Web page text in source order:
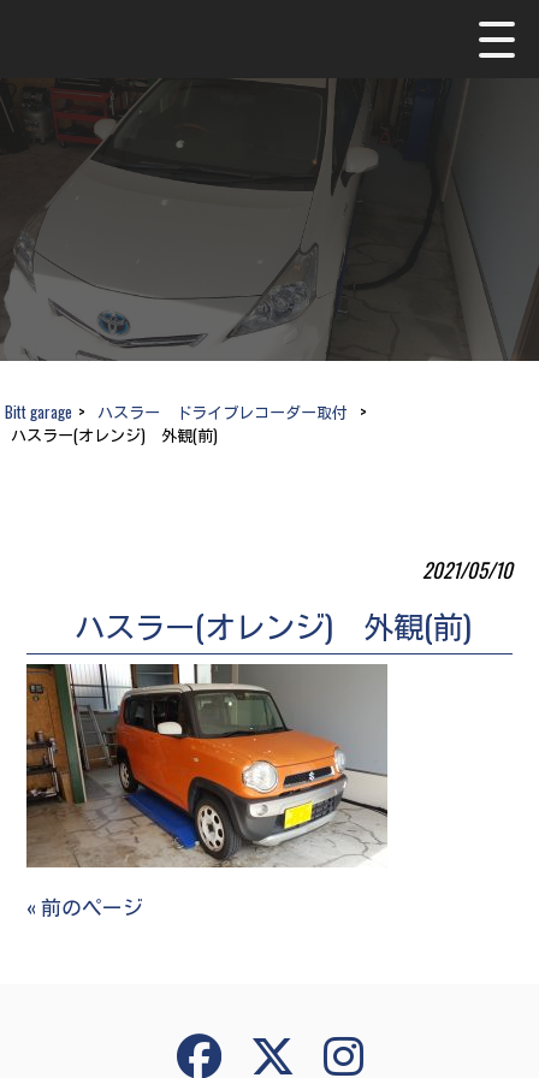
Bitt garage > ハスラー ドライブレコーダー取付 >
ハスラー(オレンジ) 外観(前)
2021/05/10
ハスラー(オレンジ) 外観(前)
« 前のページ